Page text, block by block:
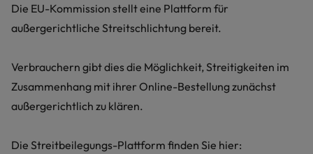
Die EU-Kommission stellt eine Plattform für
außergerichtliche Streitschlichtung bereit.
Verbrauchern gibt dies die Möglichkeit, Streitigkeiten im
Zusammenhang mit ihrer Online-Bestellung zunächst
außergerichtlich zu klären.
Die Streitbeilegungs-Plattform finden Sie hier: